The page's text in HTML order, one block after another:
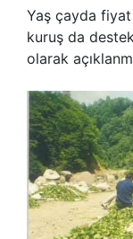
Yaş çayda
kuruş da
olarak